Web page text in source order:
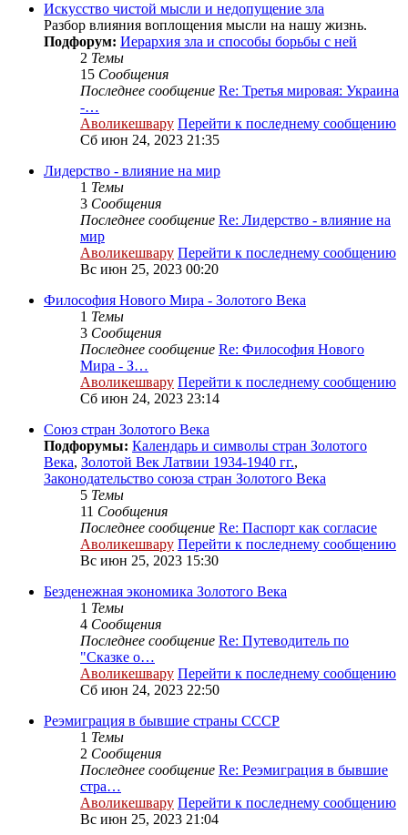
Искусство чистой мысли и недопущение зла
Разбор влияния воплощения мысли на нашу жизнь.
Подфорум: Иерархия зла и способы борьбы с ней
2 Темы
15 Сообщения
Последнее сообщение Re: Третья мировая: Украина
-…
Аволикешвару Перейти к последнему сообщению
Сб июн 24, 2023 21:35
Лидерство - влияние на мир
1 Темы
3 Сообщения
Последнее сообщение Re: Лидерство - влияние на
мир
Аволикешвару Перейти к последнему сообщению
Вс июн 25, 2023 00:20
Философия Нового Мира - Золотого Века
1 Темы
3 Сообщения
Последнее сообщение Re: Философия Нового
Мира - З…
Аволикешвару Перейти к последнему сообщению
Сб июн 24, 2023 23:14
Cоюз стран Золотого Века
Подфорумы: Календарь и символы стран Золотого
Века, Золотой Век Латвии 1934-1940 гг.,
Законодательство союза стран Золотого Века
5 Темы
11 Сообщения
Последнее сообщение Re: Паспорт как согласие
Аволикешвару Перейти к последнему сообщению
Вс июн 25, 2023 15:30
Безденежная экономика Золотого Века
1 Темы
4 Сообщения
Последнее сообщение Re: Путеводитель по
"Сказке о…
Аволикешвару Перейти к последнему сообщению
Сб июн 24, 2023 22:50
Реэмиграция в бывшие страны СССР
1 Темы
2 Сообщения
Последнее сообщение Re: Реэмиграция в бывшие
стра…
Аволикешвару Перейти к последнему сообщению
Вс июн 25, 2023 21:04